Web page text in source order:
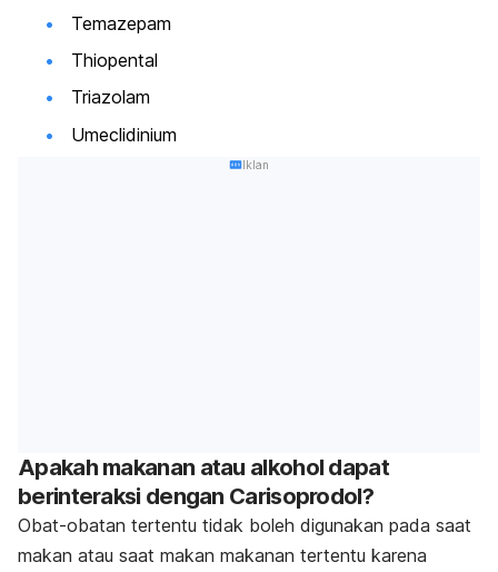
Temazepam
Thiopental
Triazolam
Umeclidinium
Iklan
Apakah makanan atau alkohol dapat
berinteraksi dengan Carisoprodol?
Obat-obatan tertentu tidak boleh digunakan pada saat
makan atau saat makan makanan tertentu karena